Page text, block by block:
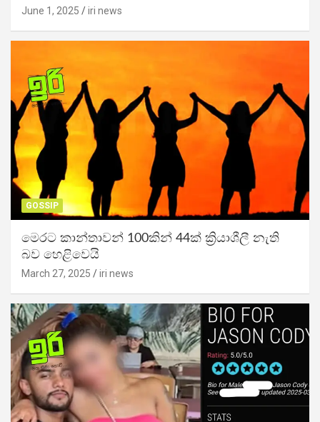
June 1, 2025 iri news
GOSSIP
මෙරට කාන්තාවන් 100කින් 44ක් ක්‍රියාශීලී නැති
බව හෙළිවෙයි
March 27, 2025 iri news